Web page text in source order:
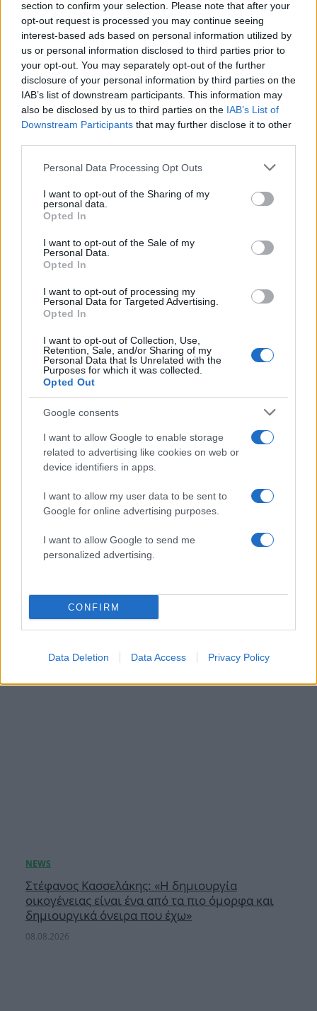
section to confirm your selection. Please note that after your
opt-out request is processed you may continue seeing
interest-based ads based on personal information utilized by
us or personal information disclosed to third parties prior to
your opt-out. You may separately opt-out of the further
disclosure of your personal information by third parties on the
IAB’s list of downstream participants. This information may
also be disclosed by us to third parties on the IAB’s List of
Downstream Participants that may further disclose it to other
Please note that this website/app uses one or more Google
not limited to your visit or usage behaviour. You may click to
grant or deny consent to Google and its third-party tags to
use your data for below specified purposes in below Google
consent section.
Personal Data Processing Opt Outs
I want to opt-out of the Sharing of my
personal data.
Opted In
I want to opt-out of the Sale of my
Personal Data.
Opted In
I want to opt-out of processing my
Personal Data for Targeted Advertising.
Opted In
I want to opt-out of Collection, Use,
Retention, Sale, and/or Sharing of my
Personal Data that Is Unrelated with the
Purposes for which it was collected.
Opted Out
Google consents
I want to allow Google to enable storage
related to advertising like cookies on web or
device identifiers in apps.
I want to allow my user data to be sent to
Google for online advertising purposes.
I want to allow Google to send me
personalized advertising.
CONFIRM
Data Deletion Data Access Privacy Policy
Λίλα Μπακλέση: Η πρώτη φωτογραφία μέσα
από το μαιευτήριο μετά τη γέννηση του γιου
08.08.2026
«αμήχανο vibe» που δεν πέρασε απαρατήρητο
07.08.2026
Στέφανος Κασσελάκης: «Η δημιουργία
οικογένειας είναι ένα από τα πιο όμορφα και
δημιουργικά όνειρα που έχω»
08.08.2026